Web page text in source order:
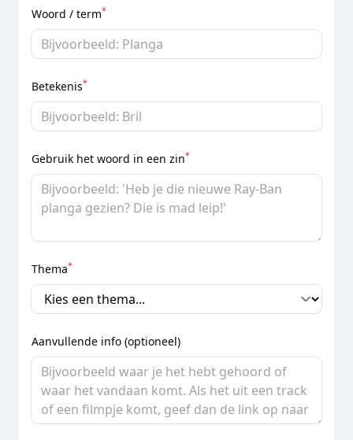
Woord / term*
Betekenis*
Gebruik het woord in een zin*
Thema*
Aanvullende info (optioneel)